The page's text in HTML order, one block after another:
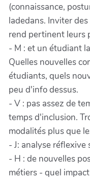
(connaissance,
ladedans. Inviter
rend pertinent leurs
- M : et un étudiant
Quelles nouvelles
étudiants, quels
peu d'info dessus.
- V : pas assez de
temps d'inclusion.
modalités plus que
- J: analyse réflexive
- H : de nouvelles
métiers - quel